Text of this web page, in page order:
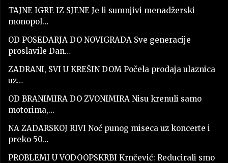
TAJNE IGRE IZ SJENE Je li sumnjivi menadžerski
monopol…
OD POSEDARJA DO NOVIGRADA Sve generacije
proslavile Dan…
ZADRANI, SVI U KREŠIN DOM Počela prodaja ulaznica
uz…
OD BRANIMIRA DO ZVONIMIRA Nisu krenuli samo
motorima,…
NA ZADARSKOJ RIVI Noć punog miseca uz koncerte i
preko 50…
PROBLEMI U VODOOPSKRBI Krnčević: Reducirali smo